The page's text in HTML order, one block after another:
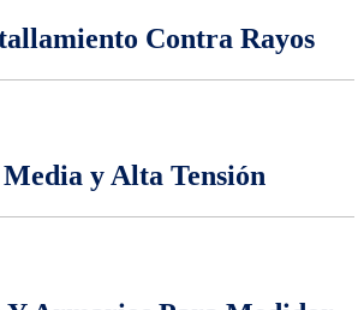
Contra Rayos
y Alta Tensión